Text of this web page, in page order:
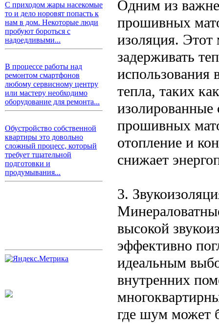
С приходом жары насекомые
то и дело норовят попасть к
нам в дом. Некоторые люди
пробуют бороться с
надоедливыми...
В процессе работы над
ремонтом смартфонов
любому сервисному центру
или мастеру необходимо
оборудование для ремонта...
Обустройство собственной
квартиры это довольно
сложный процесс, который
требует тщательной
подготовки и
продумывания...
Одним из
прошивных
изоляция. Этот
задерживать
использования
тепла, таких
изолированные
прошивных
отопление и
снижает
3.
высокой
эффективно
идеальным
внутренних
где шум может